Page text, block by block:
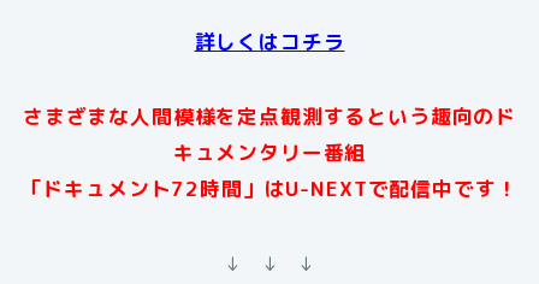
詳しくはコチラ
さまざまな人間模様を定点観測するという趣向のド
キュメンタリー番組
「ドキュメント72時間」はU-NEXTで配信中です！
↓ ↓ ↓